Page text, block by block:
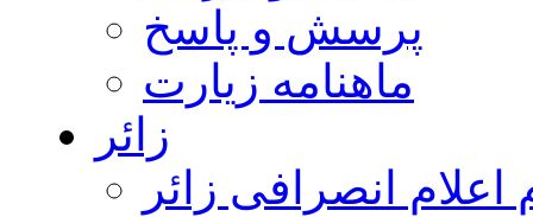
پرسش و پاسخ
ماهنامه زیارت
زائر
اعلام انصرافی زائر